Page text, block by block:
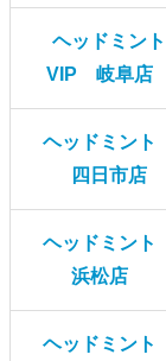
ヘッドミント
VIP 岐阜店
ヘッドミント
四日市店
ヘッドミント
浜松店
ヘッドミント